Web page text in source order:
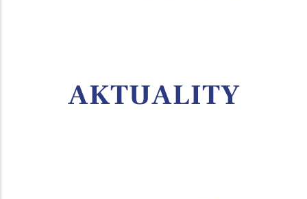
AKTUALITY